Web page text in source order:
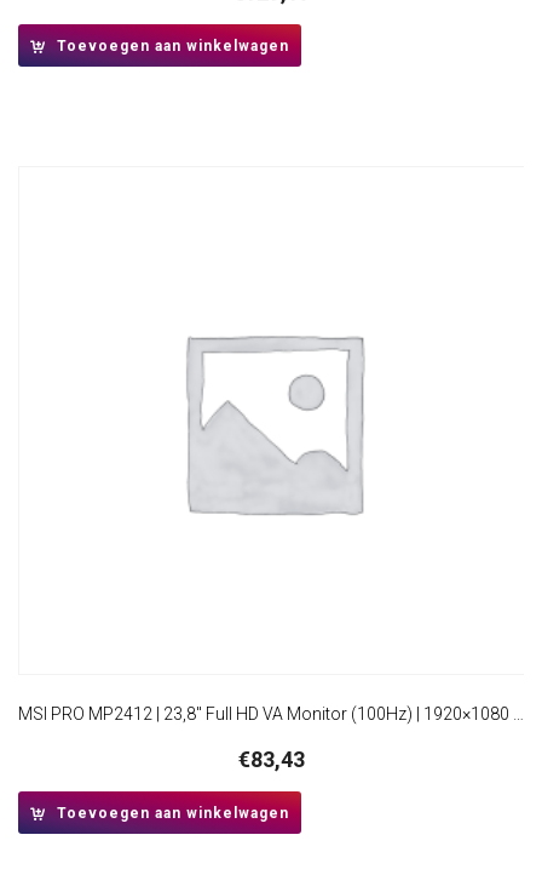
Toevoegen aan winkelwagen
€83,43
Toevoegen aan winkelwagen